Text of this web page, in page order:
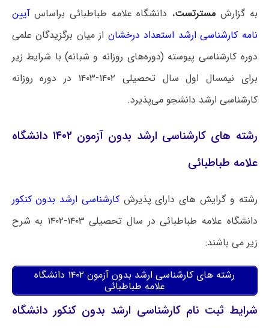
به گزارش مسترتست، دانشگاه علامه طباطبائی براساسآیین
نامه کارشناسی ارشد استعداد درخشان از میان برگزیدگان علمی
دوره کارشناسی پیوسته (دوره‌های روزانه و شبانه) با شرایط زیر
برای نیمسال اول سال تحصیلی ۱۴۰۲-۱۴۰۳ در دوره روزانه
کارشناسی ارشد دانشجو می‌پذیرد.
رشته های کارشناسی ارشد بدون آزمون ۱۴۰۲ دانشگاه
علامه طباطبائی
رشته و گرایش های دارای پذیرشکارشناسی ارشد بدون کنکور
دانشگاه علامه طباطبائی در سال تحصیلی ۱۴۰۳-۱۴۰۲ به شرح
زیر می باشند:
رشته های کارشناسی ارشد بدون آزمون ۱۴۰۲ دانشگاه
علامه طباطبائی
شرایط ثبت نام کارشناسی ارشد بدون کنکور دانشگاه